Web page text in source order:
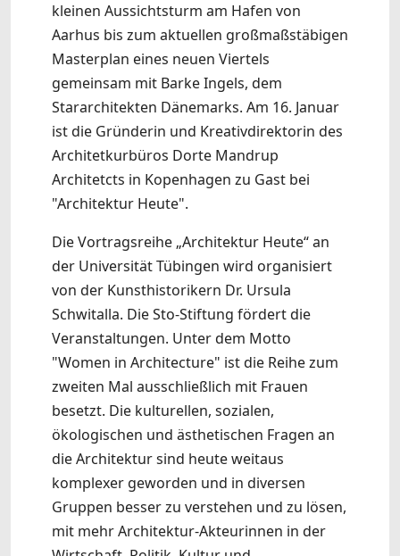
kleinen Aussichtsturm am Hafen von
Aarhus bis zum aktuellen großmaßstäbigen
Masterplan eines neuen Viertels
gemeinsam mit Barke Ingels, dem
Stararchitekten Dänemarks. Am 16. Januar
ist die Gründerin und Kreativdirektorin des
Architetkurbüros Dorte Mandrup
Architetcts in Kopenhagen zu Gast bei
"Architektur Heute".
Die Vortragsreihe „Architektur Heute“ an
der Universität Tübingen wird organisiert
von der Kunsthistorikern Dr. Ursula
Schwitalla. Die Sto-Stiftung fördert die
Veranstaltungen. Unter dem Motto
"Women in Architecture" ist die Reihe zum
zweiten Mal ausschließlich mit Frauen
besetzt. Die kulturellen, sozialen,
ökologischen und ästhetischen Fragen an
die Architektur sind heute weitaus
komplexer geworden und in diversen
Gruppen besser zu verstehen und zu lösen,
mit mehr Architektur-Akteurinnen in der